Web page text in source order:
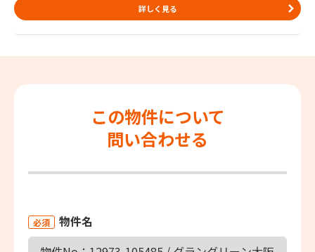
詳しく見る
この物件について
問い合わせる
必須 物件名